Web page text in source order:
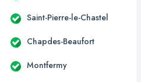
Saint-Pierre-le-Chastel
Chapdes-Beaufort
Montfermy